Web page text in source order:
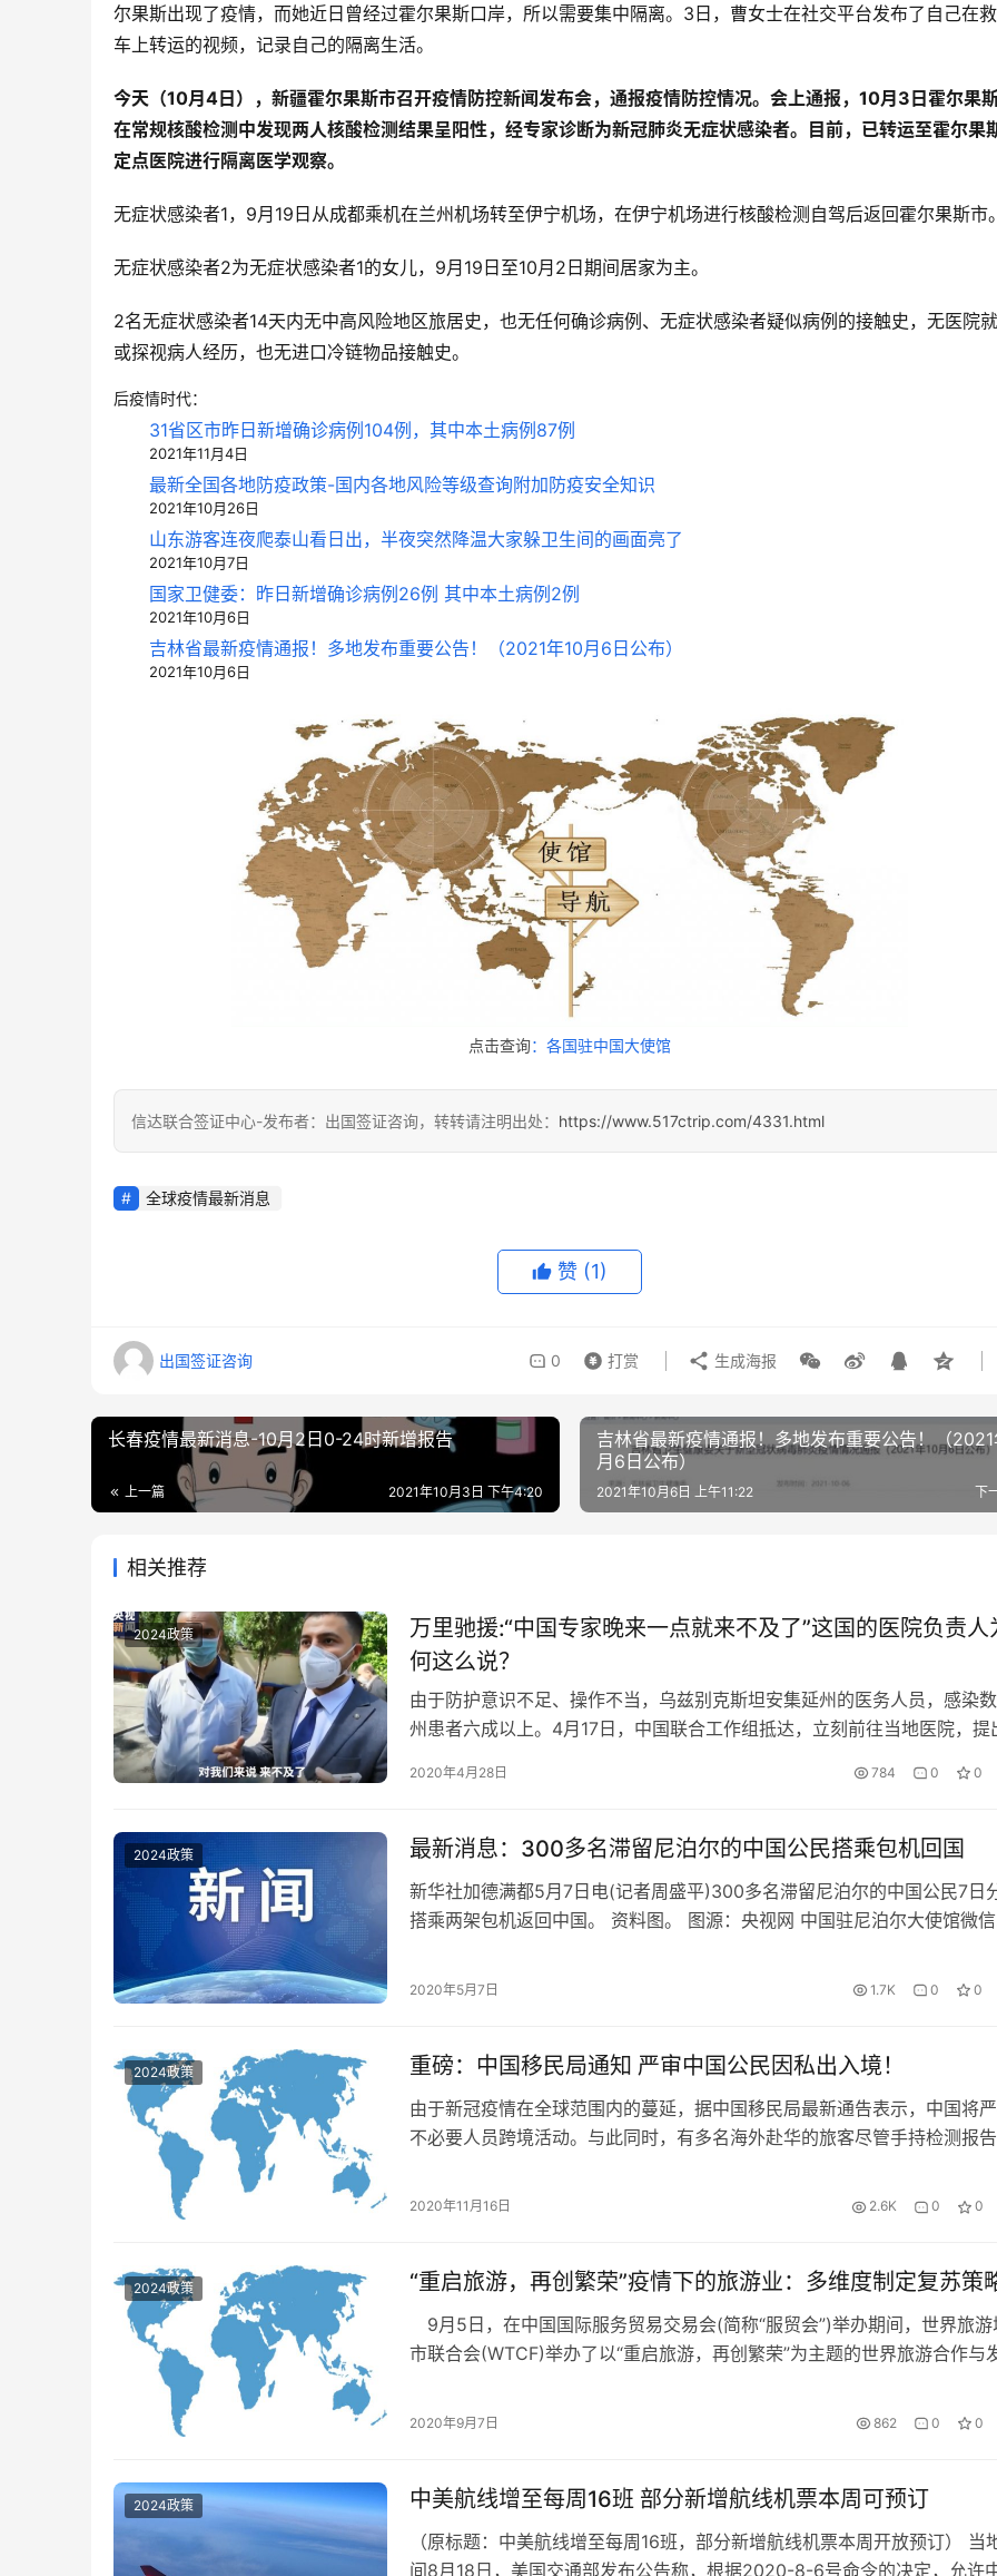
尔果斯出现了疫情，而她近日曾经过霍尔果斯口岸，所以需要集中隔离。3日，曹女士在社交平台发布了自己在
车上转运的视频，记录自己的隔离生活。
今天（10月4日），新疆霍尔果斯市召开疫情防控新闻发布会，通报疫情防控情况。会上通报，10月3日霍尔果
在常规核酸检测中发现两人核酸检测结果呈阳性，经专家诊断为新冠肺炎无症状感染者。目前，已转运至霍尔果
定点医院进行隔离医学观察。
无症状感染者1，9月19日从成都乘机在兰州机场转至伊宁机场，在伊宁机场进行核酸检测自驾后返回霍尔果斯市。
无症状感染者2为无症状感染者1的女儿，9月19日至10月2日期间居家为主。
2名无症状感染者14天内无中高风险地区旅居史，也无任何确诊病例、无症状感染者疑似病例的接触史，无医院
或探视病人经历，也无进口冷链物品接触史。
后疫情时代：
31省区市昨日新增确诊病例104例，其中本土病例87例
2021年11月4日
最新全国各地防疫政策-国内各地风险等级查询附加防疫安全知识
2021年10月26日
山东游客连夜爬泰山看日出，半夜突然降温大家躲卫生间的画面亮了
2021年10月7日
国家卫健委：昨日新增确诊病例26例 其中本土病例2例
2021年10月6日
吉林省最新疫情通报！多地发布重要公告！（2021年10月6日公布）
2021年10月6日
点击查询：各国驻中国大使馆
信达联合签证中心-发布者：出国签证咨询，转转请注明出处： https://www.517ctrip.com/4331.html
全球疫情最新消息
赞 (1)
出国签证咨询 0 打赏 生成海报
长春疫情最新消息-10月2日0-24时新增报告
上一篇 2021年10月3日 下午4:20
吉林省最新疫情通报！多地发布重要公告！（2021
月6日公布）
下
2021年10月6日 上午11:22
相关推荐
2024政策
万里驰援:“中国专家晚来一点就来不及了”这国的医院负责人
何这么说？
由于防护意识不足、操作不当，乌兹别克斯坦安集延州的医务人员，感染
州患者六成以上。4月17日，中国联合工作组抵达，立刻前往当地医院，提
来不及了。”如今，当地疫情已有所缓解。 “等到疫情结束后，诚邀中国专
来，我…
2020年4月28日 784 0 0
2024政策 最新消息：300多名滞留尼泊尔的中国公民搭乘包机回国
新华社加德满都5月7日电(记者周盛平)300多名滞留尼泊尔的中国公民7日
搭乘两架包机返回中国。 资料图。 图源：央视网 中国驻尼泊尔大使馆微信
都特里布万国际机场。尼泊尔华侨华人协会积极参与了此次中国公民撤离事
2020年5月7日 1.7K 0 0
2024政策 重磅：中国移民局通知 严审中国公民因私出入境！
由于新冠疫情在全球范围内的蔓延，据中国移民局最新通告表示，中国将
不必要人员跨境活动。与此同时，有多名海外赴华的旅客尽管手持检测报告
（NHS）出具的新冠病毒检测阴性报告将不再被用于回国登机证明。 来源
2020年11月16日 2.6K 0 0
2024政策 “重启旅游，再创繁荣”疫情下的旅游业：多维度制定复苏策
9月5日，在中国国际服务贸易交易会(简称“服贸会”)举办期间，世界旅游
市联合会(WTCF)举办了以“重启旅游，再创繁荣”为主题的世界旅游合作与
业的恢复与发展报告》(以下简称为《报告》)，探讨疫情下旅游业的应对和
2020年9月7日 862 0 0
2024政策 中美航线增至每周16班 部分新增航线机票本周可预订
（原标题：中美航线增至每周16班，部分新增航线机票本周开放预订） 当
间8月18日，美国交通部发布公告称，根据2020-8-6号命令的决定，允许
中青旅信达联合签证中心